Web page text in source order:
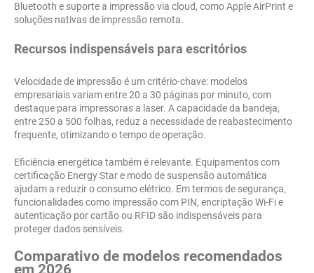
Bluetooth e suporte a impressão via cloud, como Apple AirPrint e
soluções nativas de impressão remota.
Recursos indispensáveis para escritórios
Velocidade de impressão é um critério-chave: modelos
empresariais variam entre 20 a 30 páginas por minuto, com
destaque para impressoras a laser. A capacidade da bandeja,
entre 250 a 500 folhas, reduz a necessidade de reabastecimento
frequente, otimizando o tempo de operação.
Eficiência energética também é relevante. Equipamentos com
certificação Energy Star e modo de suspensão automática
ajudam a reduzir o consumo elétrico. Em termos de segurança,
funcionalidades como impressão com PIN, encriptação Wi-Fi e
autenticação por cartão ou RFID são indispensáveis para
proteger dados sensíveis.
Comparativo de modelos recomendados